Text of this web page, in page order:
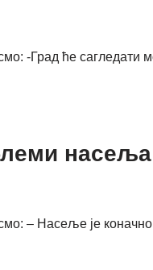
-Град ће сагледати
– Насеље је